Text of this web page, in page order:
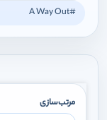
#A Way Out
مرتب‌سازی